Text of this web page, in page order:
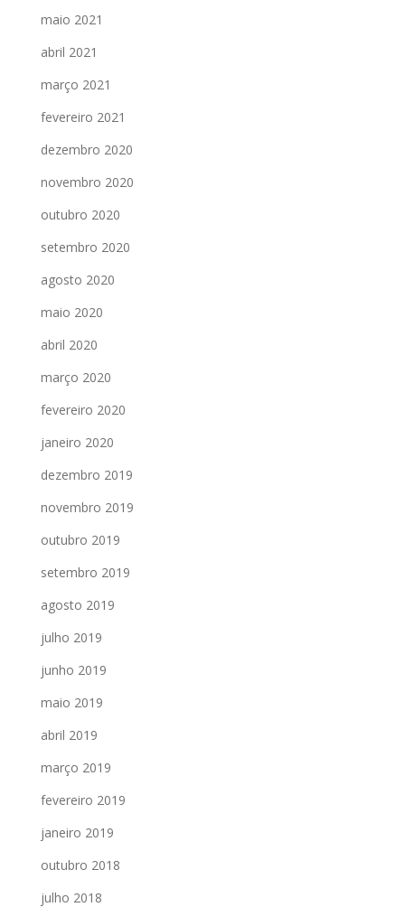
maio 2021
abril 2021
março 2021
fevereiro 2021
dezembro 2020
novembro 2020
outubro 2020
setembro 2020
agosto 2020
maio 2020
abril 2020
março 2020
fevereiro 2020
janeiro 2020
dezembro 2019
novembro 2019
outubro 2019
setembro 2019
agosto 2019
julho 2019
junho 2019
maio 2019
abril 2019
março 2019
fevereiro 2019
janeiro 2019
outubro 2018
julho 2018